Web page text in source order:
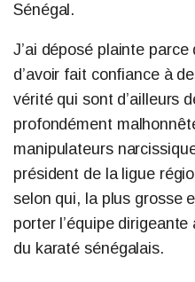
Sénégal.
J’ai déposé plainte
d’avoir fait confiance à
vérité qui sont d’ailleurs
profondément
manipulateurs
président de la ligue
selon qui, la plus grosse
porter l’équipe
du karaté sénégalais.